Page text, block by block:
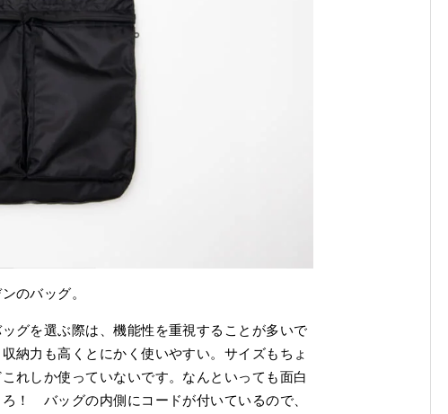
のバッグ。
グを選ぶ際は、機能性を重視することが多いで
納力も高くとにかく使いやすい。サイズもちょ
れしか使っていないです。なんといっても面白
！ バッグの内側にコードが付いているので、